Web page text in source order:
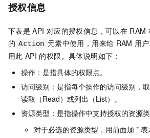
授权信息
下表是 API 对应的授权信息，可以在 RAM
的 Action 元素中使用，用来给 RAM 用
用此 API 的权限。具体说明如下：
操作：是指具体的权限点。
访问级别：是指每个操作的访问级别，取
读取（Read）或列出（List）。
资源类型：是指操作中支持授权的资源
对于必选的资源类型，用前面加 * 表